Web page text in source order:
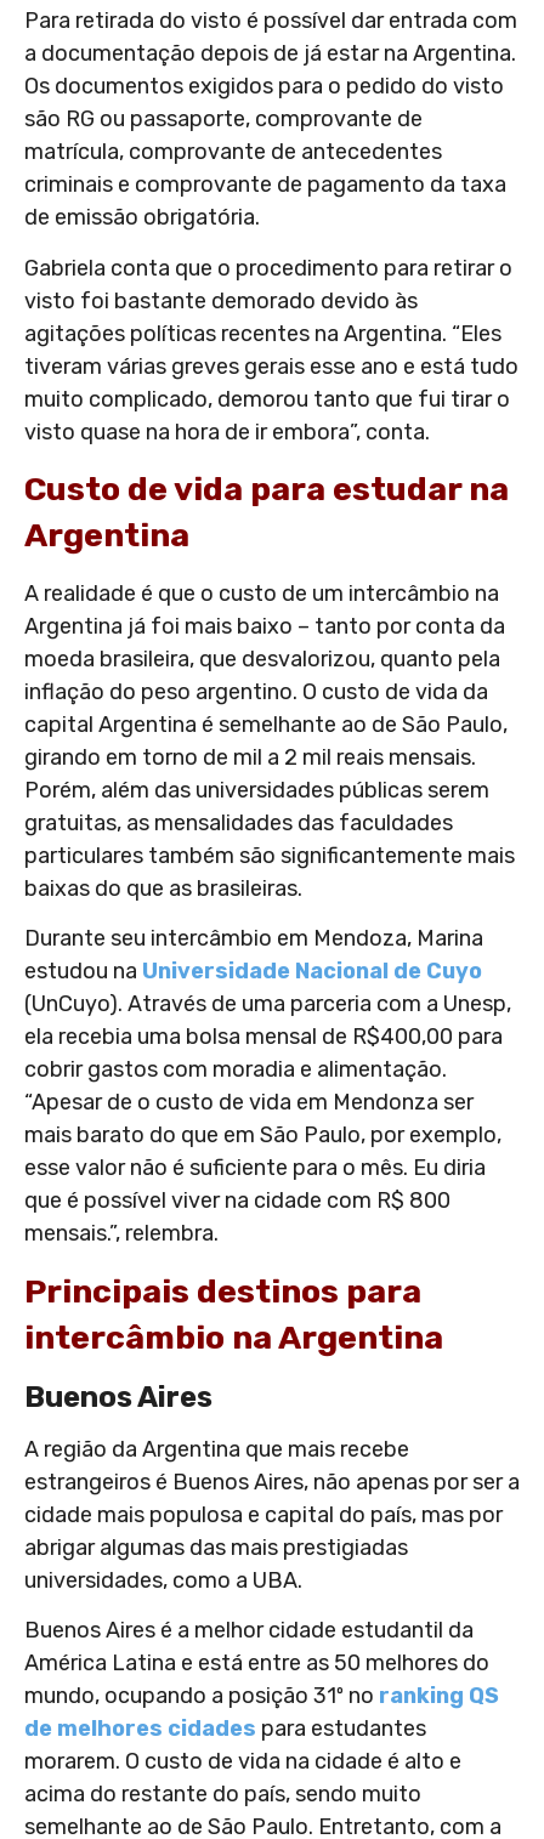
Para retirada do visto é possível dar entrada com
a documentação depois de já estar na Argentina.
Os documentos exigidos para o pedido do visto
são RG ou passaporte, comprovante de
matrícula, comprovante de antecedentes
criminais e comprovante de pagamento da taxa
de emissão obrigatória.
Gabriela conta que o procedimento para retirar o
visto foi bastante demorado devido às
agitações políticas recentes na Argentina. “Eles
tiveram várias greves gerais esse ano e está tudo
muito complicado, demorou tanto que fui tirar o
visto quase na hora de ir embora”, conta.
Custo de vida para estudar na
Argentina
A realidade é que o custo de um intercâmbio na
Argentina já foi mais baixo – tanto por conta da
moeda brasileira, que desvalorizou, quanto pela
inflação do peso argentino. O custo de vida da
capital Argentina é semelhante ao de São Paulo,
girando em torno de mil a 2 mil reais mensais.
Porém, além das universidades públicas serem
gratuitas, as mensalidades das faculdades
particulares também são significantemente mais
baixas do que as brasileiras.
Durante seu intercâmbio em Mendoza, Marina
estudou na Universidade Nacional de Cuyo
(UnCuyo). Através de uma parceria com a Unesp,
ela recebia uma bolsa mensal de R$400,00 para
cobrir gastos com moradia e alimentação.
“Apesar de o custo de vida em Mendonza ser
mais barato do que em São Paulo, por exemplo,
esse valor não é suficiente para o mês. Eu diria
que é possível viver na cidade com R$ 800
mensais.”, relembra.
Principais destinos para
intercâmbio na Argentina
Buenos Aires
A região da Argentina que mais recebe
estrangeiros é Buenos Aires, não apenas por ser a
cidade mais populosa e capital do país, mas por
abrigar algumas das mais prestigiadas
universidades, como a UBA.
Buenos Aires é a melhor cidade estudantil da
América Latina e está entre as 50 melhores do
mundo, ocupando a posição 31º no ranking QS
de melhores cidades para estudantes
morarem. O custo de vida na cidade é alto e
acima do restante do país, sendo muito
semelhante ao de São Paulo. Entretanto, com a